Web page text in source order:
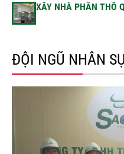
XÂY NHÀ PHẦN THÔ
ĐỘI NGŨ NHÂN